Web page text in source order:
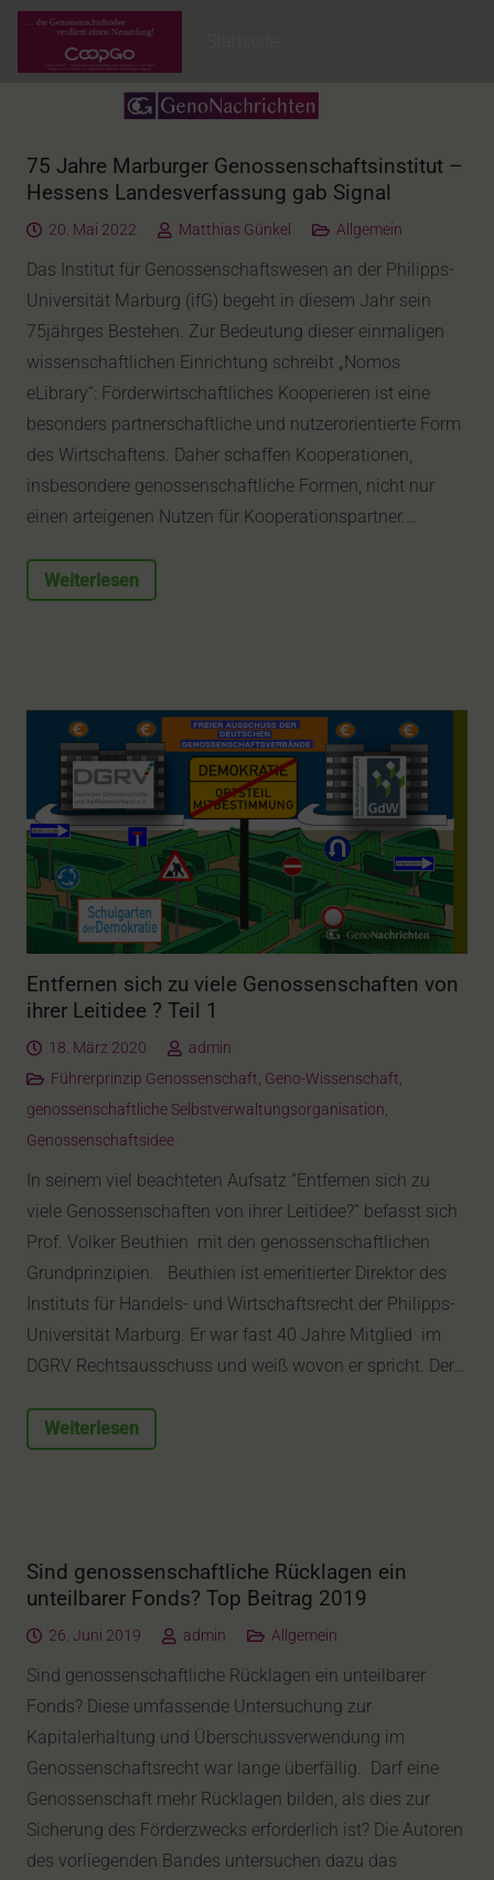
75 Jahre Marburger Genossenschaftsinstitut –
Hessens Landesverfassung gab Signal
20. Mai 2022 Matthias Günkel Allgemein
Das Institut für Genossenschaftswesen an der Philipps-
Universität Marburg (ifG) begeht in diesem Jahr sein
75jährges Bestehen. Zur Bedeutung dieser einmaligen
wissenschaftlichen Einrichtung schreibt „Nomos
eLibrary“: Förderwirtschaftliches Kooperieren ist eine
besonders partnerschaftliche und nutzerorientierte Form
des Wirtschaftens. Daher schaffen Kooperationen,
insbesondere genossenschaftliche Formen, nicht nur
einen arteigenen Nutzen für Kooperationspartner.…
Weiterlesen
Entfernen sich zu viele Genossenschaften von
ihrer Leitidee ? Teil 1
18. März 2020
admin
Führerprinzip Genossenschaft, Geno-Wissenschaft,
genossenschaftliche Selbstverwaltungsorganisation,
Genossenschaftsidee
In seinem viel beachteten Aufsatz “Entfernen sich zu
viele Genossenschaften von ihrer Leitidee?” befasst sich
Prof. Volker Beuthien mit den genossenschaftlichen
Grundprinzipien. Beuthien ist emeritierter Direktor des
Instituts für Handels- und Wirtschaftsrecht der Philipps-
Universität Marburg. Er war fast 40 Jahre Mitglied im
DGRV Rechtsausschuss und weiß wovon er spricht. Der…
Weiterlesen
Sind genossenschaftliche Rücklagen ein
unteilbarer Fonds? Top Beitrag 2019
26. Juni 2019 admin Allgemein
Sind genossenschaftliche Rücklagen ein unteilbarer
Fonds? Diese umfassende Untersuchung zur
Kapitalerhaltung und Überschussverwendung im
Genossenschaftsrecht war lange überfällig. Darf eine
Genossenschaft mehr Rücklagen bilden, als dies zur
Sicherung des Förderzwecks erforderlich ist? Die Autoren
des vorliegenden Bandes untersuchen dazu das